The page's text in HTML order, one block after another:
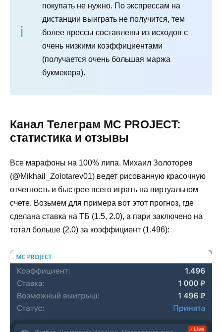
покупать не нужно. По экспрессам на
дистанции выиграть не получится, тем
более прессы составлены из исходов с
очень низкими коэффициентами
(получается очень большая маржа
букмекера).
Канал Телеграм MC PROJECT:
статистика и отзывы
Все марафоны на 100% липа. Михаил Золоторев
(@Mikhail_Zolotarev01) ведет рисованную красочную
отчетность и быстрее всего играть на виртуальном
счете. Возьмем для примера вот этот прогноз, где
сделана ставка на ТБ (1.5, 2.0), а пари заключено на
тотал больше (2.0) за коэффициент (1.496):